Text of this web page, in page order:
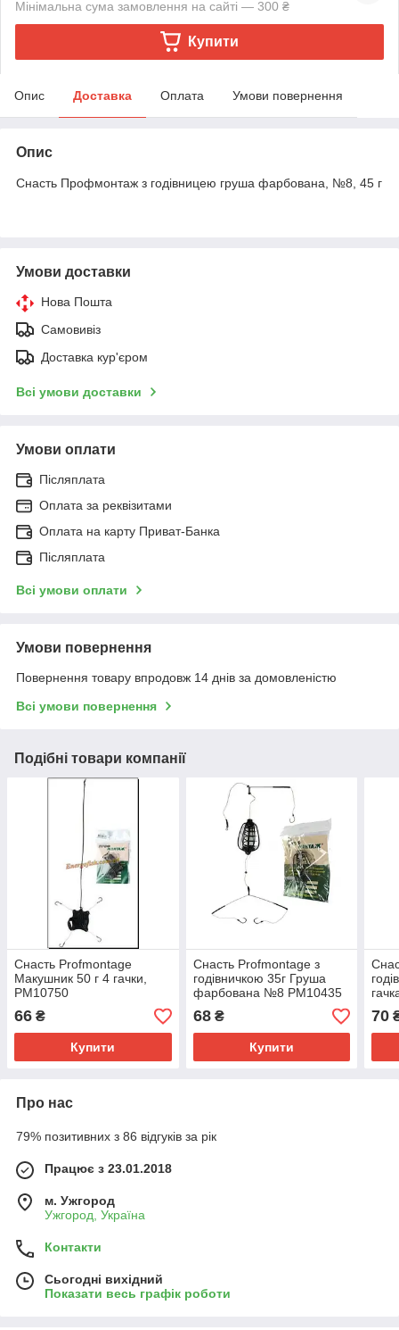
Мінімальна сума замовлення на сайті — 300 ₴
Купити
Опис Доставка Оплата Умови повернення
Опис
Снасть Профмонтаж з годівницею груша фарбована, №8, 45 г
Умови доставки
Нова Пошта
Самовивіз
Доставка кур'єром
Всі умови доставки
Умови оплати
Післяплата
Оплата за реквізитами
Оплата на карту Приват-Банка
Післяплата
Всі умови оплати
Умови повернення
Повернення товару впродовж 14 днів за домовленістю
Всі умови повернення
Подібні товари компанії
Снасть Profmontage
Макушник 50 г 4 гачки,
PM10750
66 ₴
Купити
Снасть Profmontage з
годівничкою 35г Груша
фарбована №8 PM10435
68₴
Купити
70
Про нас
79% позитивних з 86 відгуків за рік
Працює з 23.01.2018
м. Ужгород
Ужгород, Україна
Контакти
Сьогодні вихідний
Показати весь графік роботи